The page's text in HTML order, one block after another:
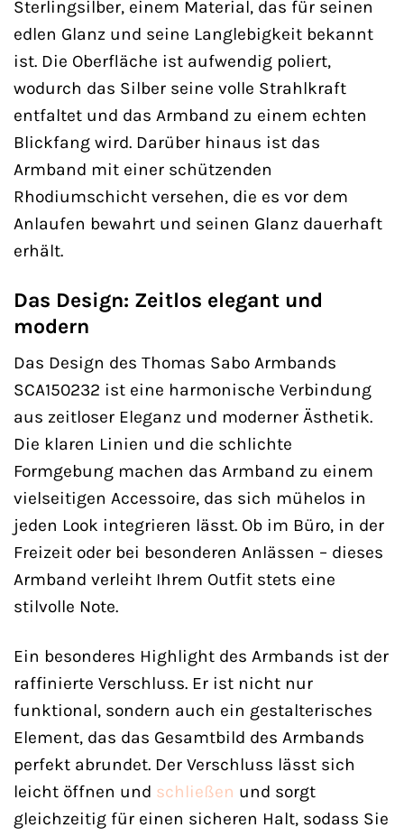
Sterlingsilber, einem Material, das für seinen
edlen Glanz und seine Langlebigkeit bekannt
ist. Die Oberfläche ist aufwendig poliert,
wodurch das Silber seine volle Strahlkraft
entfaltet und das Armband zu einem echten
Blickfang wird. Darüber hinaus ist das
Armband mit einer schützenden
Rhodiumschicht versehen, die es vor dem
Anlaufen bewahrt und seinen Glanz dauerhaft
erhält.
Das Design: Zeitlos elegant und
modern
Das Design des Thomas Sabo Armbands
SCA150232 ist eine harmonische Verbindung
aus zeitloser Eleganz und moderner Ästhetik.
Die klaren Linien und die schlichte
Formgebung machen das Armband zu einem
vielseitigen Accessoire, das sich mühelos in
jeden Look integrieren lässt. Ob im Büro, in der
Freizeit oder bei besonderen Anlässen – dieses
Armband verleiht Ihrem Outfit stets eine
stilvolle Note.
Ein besonderes Highlight des Armbands ist der
raffinierte Verschluss. Er ist nicht nur
funktional, sondern auch ein gestalterisches
Element, das das Gesamtbild des Armbands
perfekt abrundet. Der Verschluss lässt sich
leicht öffnen und schließen und sorgt
gleichzeitig für einen sicheren Halt, sodass Sie